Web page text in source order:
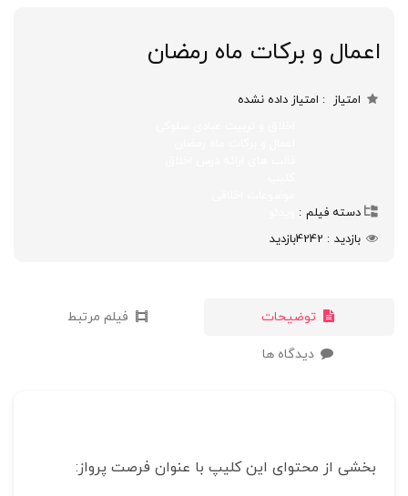
اعمال و برکات ماه رمضان
امتیاز امتیاز داده نشده
دسته فیلم
بازدید
4242بازدید
توضیحات فیلم مرتبط
دیدگاه ها
بخشی از محتوای این کلیپ با عنوان فرصت پرواز: